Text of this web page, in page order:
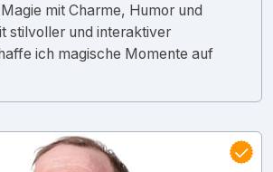
mit Charme, Humor und
stilvoller und interaktiver
ich magische Momente auf